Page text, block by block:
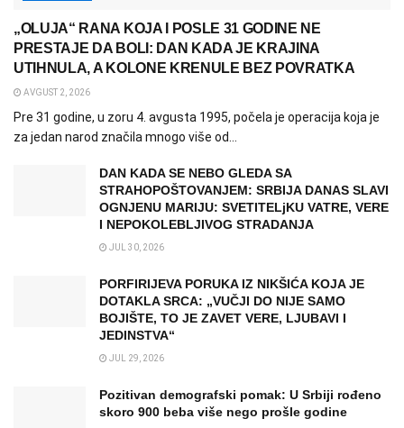
„OLUJA“ RANA KOJA I POSLE 31 GODINE NE
PRESTAJE DA BOLI: DAN KADA JE KRAJINA
UTIHNULA, A KOLONE KRENULE BEZ POVRATKA
AVGUST 2, 2026
Pre 31 godine, u zoru 4. avgusta 1995, počela je operacija koja je
za jedan narod značila mnogo više od...
DAN KADA SE NEBO GLEDA SA
STRAHOPOŠTOVANJEM: SRBIJA DANAS SLAVI
OGNJENU MARIJU: SVETITELjKU VATRE, VERE
I NEPOKOLEBLJIVOG STRADANJA
JUL 30, 2026
PORFIRIJEVA PORUKA IZ NIKŠIĆA KOJA JE
DOTAKLA SRCA: „VUČJI DO NIJE SAMO
BOJIŠTE, TO JE ZAVET VERE, LJUBAVI I
JEDINSTVA“
JUL 29, 2026
Pozitivan demografski pomak: U Srbiji rođeno
skoro 900 beba više nego prošle godine